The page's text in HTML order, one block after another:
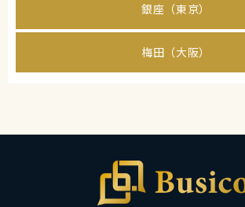
銀座（東京）
梅田（大阪）